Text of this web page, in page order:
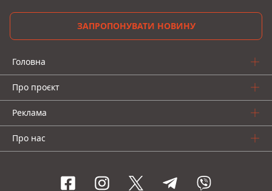
ЗАПРОПОНУВАТИ НОВИНУ
Головна
Про проєкт
Реклама
Про нас